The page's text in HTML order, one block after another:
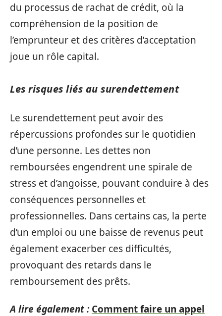
du processus de rachat de crédit, où la
compréhension de la position de
l’emprunteur et des critères d’acceptation
joue un rôle capital.
Les risques liés au surendettement
Le surendettement peut avoir des
répercussions profondes sur le quotidien
d’une personne. Les dettes non
remboursées engendrent une spirale de
stress et d’angoisse, pouvant conduire à des
conséquences personnelles et
professionnelles. Dans certains cas, la perte
d’un emploi ou une baisse de revenus peut
également exacerber ces difficultés,
provoquant des retards dans le
remboursement des prêts.
A lire également : Comment faire un appel